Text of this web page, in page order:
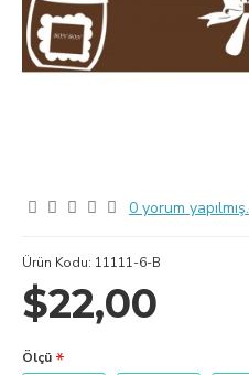
0 yorum yapılmış.
$22,00
Ürün Kodu: 11111-6-B
Ölçü